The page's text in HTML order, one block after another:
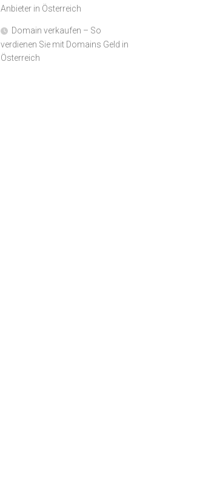
Anbieter in Österreich
Domain verkaufen – So
verdienen Sie mit Domains Geld in
Österreich